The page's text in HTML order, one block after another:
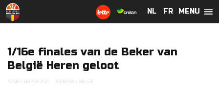
MENU
NL FR
1/16e finales van de Beker van
België Heren geloot
13 SEPTEMBER 2021 BEKER VAN BELGIË
NL FR